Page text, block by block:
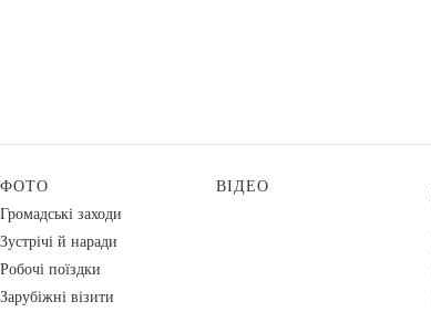
ФОТО
Громадські заходи
Зустрічі й наради
Робочі поїздки
Зарубіжні візити
ВІДЕО